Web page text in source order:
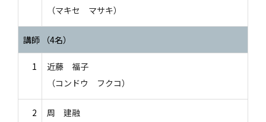
（マキセ マサキ）
講師 （4名）
1
近藤 福子
（コンドウ フクコ）
2
周 建融